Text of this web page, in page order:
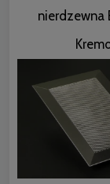
nierdzewna